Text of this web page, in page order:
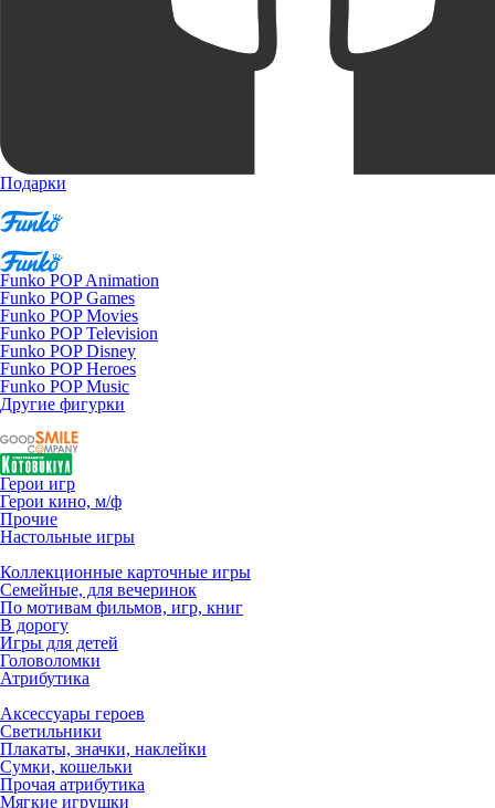
Подарки
Funko POP Animation
Funko POP Games
Funko POP Movies
Funko POP Television
Funko POP Disney
Funko POP Heroes
Funko POP Music
Другие фигурки
Герои игр
Герои кино, м/ф
Прочие
Настольные игры
Коллекционные карточные игры
Семейные, для вечеринок
По мотивам фильмов, игр, книг
В дорогу
Игры для детей
Головоломки
Атрибутика
Аксессуары героев
Светильники
Плакаты, значки, наклейки
Сумки, кошельки
Прочая атрибутика
Мягкие игрушки